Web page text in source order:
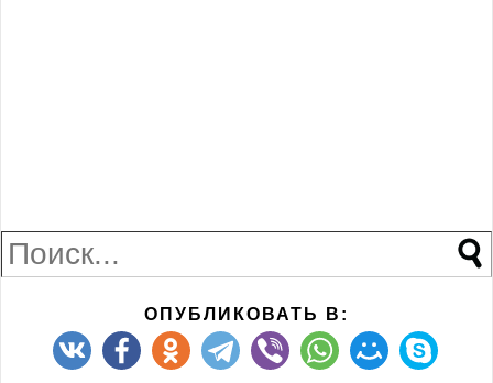
ОПУБЛИКОВАТЬ В: